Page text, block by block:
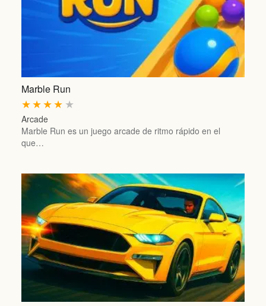
Marble Run
★
★
★
★
★
Arcade
Marble Run es un juego arcade de ritmo rápido en el
que…